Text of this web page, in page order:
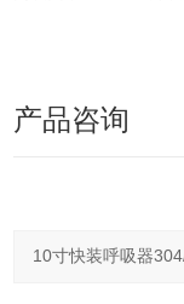
产品咨询